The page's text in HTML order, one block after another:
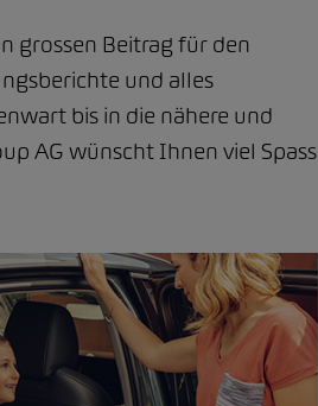
grossen Beitrag für den
und alles
bis in die nähere und
AG wünscht Ihnen viel Spass